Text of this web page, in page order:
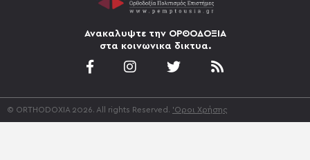
Ανακαλυψτε την ΟΡΘΟΔΟΞΙΑ
στα κοινωνικα δικτυα.
© ORTHODOXIA 2026. All rights Reserved. 'Οροι Χρήσης